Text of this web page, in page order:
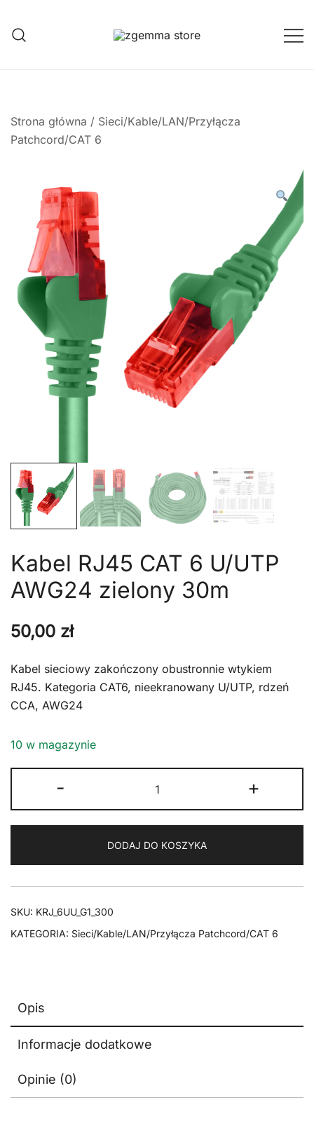
treści
Strona główna / Sieci/Kable/LAN/Przyłącza
Patchcord/CAT 6
Kabel RJ45 CAT 6 U/UTP
AWG24 zielony 30m
50,00 zł
Kabel sieciowy zakończony obustronnie wtykiem
RJ45. Kategoria CAT6, nieekranowany U/UTP, rdzeń
CCA, AWG24
10 w magazynie
-
Kabel
RJ45
6
U/UTP
AWG24
+
DODAJ DO KOSZYKA
SKU: KRJ_6UU_G1_300
KATEGORIA: Sieci/Kable/LAN/Przyłącza Patchcord/CAT 6
Opis
Informacje dodatkowe
Opinie (0)